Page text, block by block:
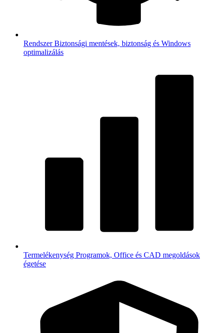
RendszerBiztonsági mentések, biztonság és Windows
optimalizálás
Termelékenység Programok, Office és CAD megoldások
égetése